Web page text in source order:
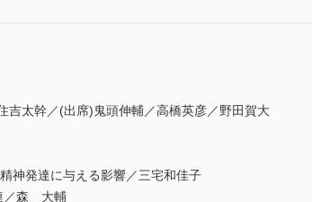
太幹／(出席)鬼頭伸輔／高橋英彦／野田賀大
神発達に与える影響／三宅和佳子
／森 大輔